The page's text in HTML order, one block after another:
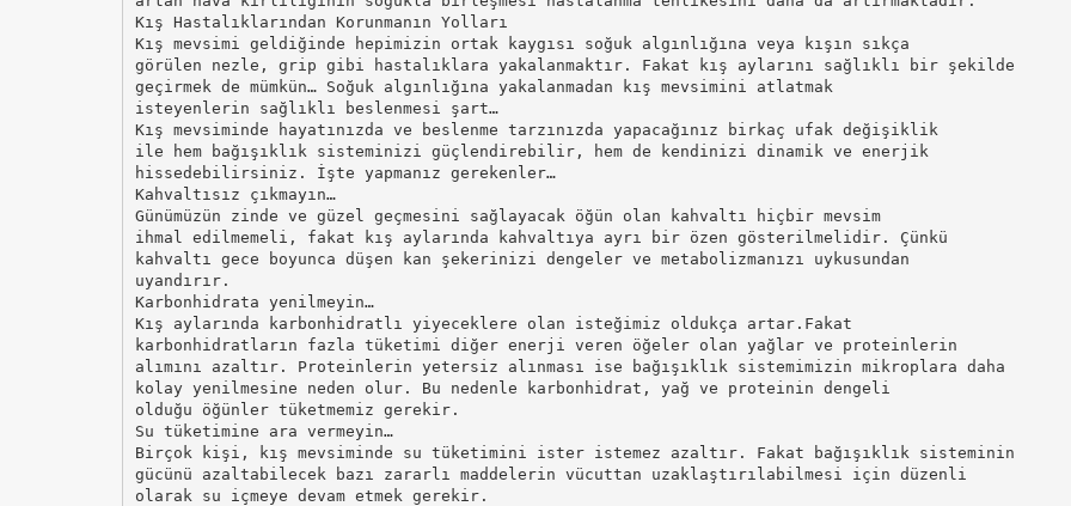
Kış Hastalıklarından Korunmanın Yolları
Kış mevsimi geldiğinde hepimizin ortak kaygısı soğuk algınlığına veya kışın sıkça
görülen nezle, grip gibi hastalıklara yakalanmaktır. Fakat kış aylarını sağlıklı bir şekilde
geçirmek de mümkün… Soğuk algınlığına yakalanmadan kış mevsimini atlatmak
isteyenlerin sağlıklı beslenmesi şart…
Kış mevsiminde hayatınızda ve beslenme tarzınızda yapacağınız birkaç ufak değişiklik
ile hem bağışıklık sisteminizi güçlendirebilir, hem de kendinizi dinamik ve enerjik
hissedebilirsiniz. İşte yapmanız gerekenler…
Kahvaltısız çıkmayın…
Günümüzün zinde ve güzel geçmesini sağlayacak öğün olan kahvaltı hiçbir mevsim
ihmal edilmemeli, fakat kış aylarında kahvaltıya ayrı bir özen gösterilmelidir. Çünkü
kahvaltı gece boyunca düşen kan şekerinizi dengeler ve metabolizmanızı uykusundan
uyandırır.
Karbonhidrata yenilmeyin…
Kış aylarında karbonhidratlı yiyeceklere olan isteğimiz oldukça artar.Fakat
karbonhidratların fazla tüketimi diğer enerji veren öğeler olan yağlar ve proteinlerin
alımını azaltır. Proteinlerin yetersiz alınması ise bağışıklık sistemimizin mikroplara daha
kolay yenilmesine neden olur. Bu nedenle karbonhidrat, yağ ve proteinin dengeli
olduğu öğünler tüketmemiz gerekir.
Su tüketimine ara vermeyin…
Birçok kişi, kış mevsiminde su tüketimini ister istemez azaltır. Fakat bağışıklık sisteminin
gücünü azaltabilecek bazı zararlı maddelerin vücuttan uzaklaştırılabilmesi için düzenli
olarak su içmeye devam etmek gerekir.